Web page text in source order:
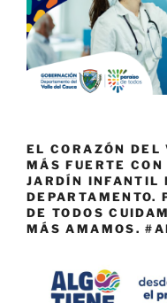
EL CORAZÓN DEL
MÁS FUERTE CON
JARDÍN INFANTIL
DEPARTAMENTO.
DE TODOS
MÁS AMAMOS.